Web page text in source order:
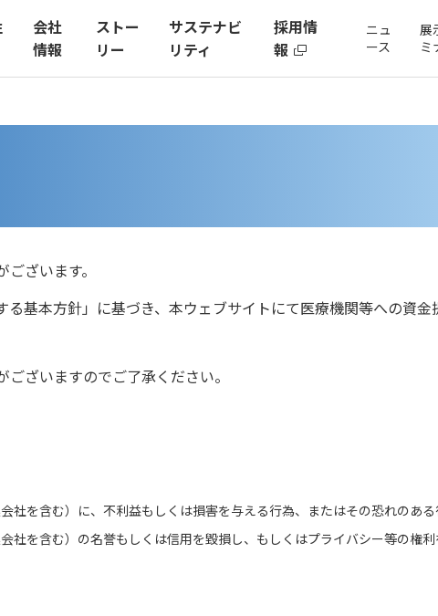
会社
情報
ストー
リー
サステナビ
リティ
採用情
報
ニュ
ース
展
ミ
ざいます。
基本方針」に基づき、本ウェブサイトにて医療機関等への資
ざいますのでご了承ください。
を含む）に、不利益もしくは損害を与える行為、またはその恐れのある
を含む）の名誉もしくは信用を毀損し、もしくはプライバシー等の権